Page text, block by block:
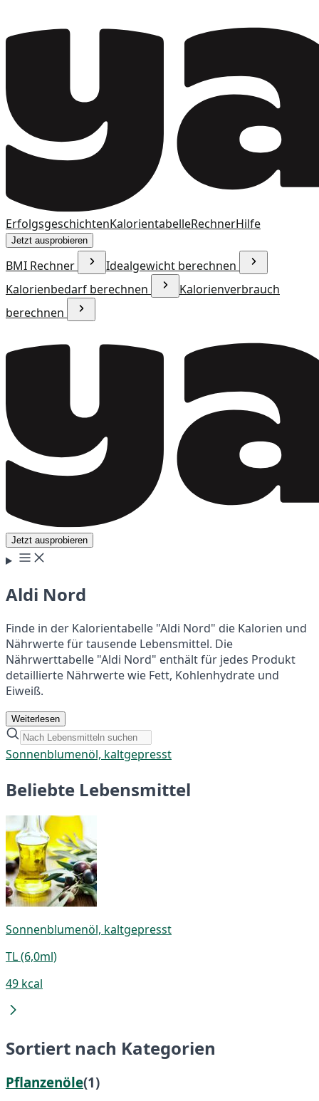
ErfolgsgeschichtenKalorientabelleRechnerHilfe
Jetzt ausprobieren
BMI Rechner
Idealgewicht berechnen
Kalorienbedarf berechnen
Kalorienverbrauch
berechnen
Jetzt ausprobieren
Aldi Nord
Finde in der Kalorientabelle "Aldi Nord" die Kalorien und
Nährwerte für tausende Lebensmittel. Die
Nährwerttabelle "Aldi Nord" enthält für jedes Produkt
detaillierte Nährwerte wie Fett, Kohlenhydrate und
Eiweiß.
Weiterlesen
Sonnenblumenöl, kaltgepresst
Beliebte Lebensmittel
Sonnenblumenöl, kaltgepresst
TL (6,0ml)
49 kcal
Sortiert nach Kategorien
Pflanzenöle(1)